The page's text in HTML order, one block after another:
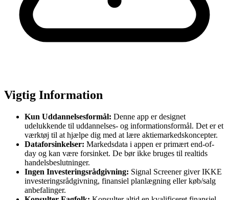
Vigtig Information
Kun Uddannelsesformål: Denne app er designet
udelukkende til uddannelses- og informationsformål. Det er et
værktøj til at hjælpe dig med at lære aktiemarkedskoncepter.
Dataforsinkelser: Markedsdata i appen er primært end-of-
day og kan være forsinket. De bør ikke bruges til realtids
handelsbeslutninger.
Ingen Investeringsrådgivning: Signal Screener giver IKKE
investeringsrådgivning, finansiel planlægning eller køb/salg
anbefalinger.